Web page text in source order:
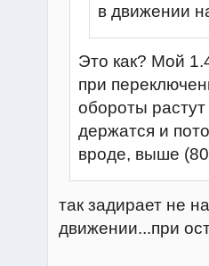
в движении
Это как? Мой
при
обороты
держатся и
вроде, выше
так задирает не
движении...при